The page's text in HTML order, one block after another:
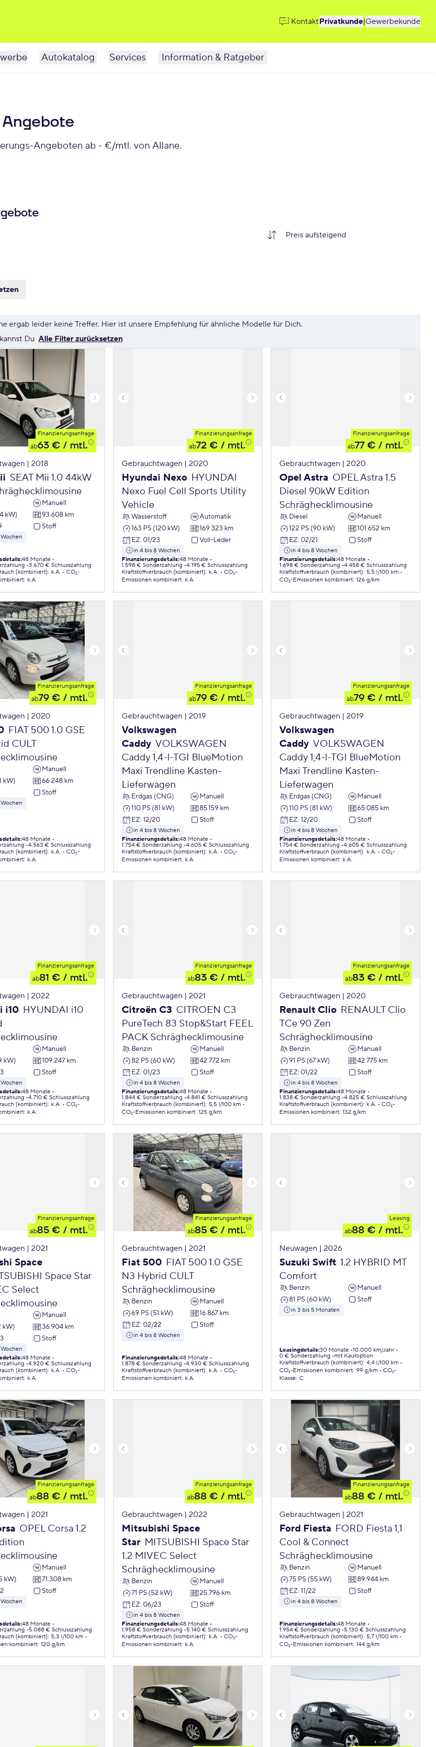
KontaktPrivatkunde|Gewerbekunde
Autokatalog Services Information & Ratgeber
Angeboten ab - €/mtl. von Allane.
ergab leider keine Treffer. Hier ist unsere Empfehlung für ähnliche Modelle für Dich.
Du Alle Filter zurücksetzen
Finanzierungsanfrage
ab63 € / mtl.
| 2018
SEAT Mii 1.0 44kW
Manuell
kW)
93.608 km
Stoff
:48 Monate
3.670 € Schlusszahlung
(kombiniert): k.A.
CO₂-
: k.A.
Finanzierungsanfrage
ab72 € / mtl.
Gebrauchtwagen | 2020
Hyundai Nexo HYUNDAI
Nexo Fuel Cell Sports Utility
Vehicle
Wasserstoff
Automatik
163 PS (120 kW)
169.323 km
EZ: 01/23 Voll-Leder
in 4 bis 8 Wochen
Finanzierungsdetails:48 Monate
1.598 € Sonderzahlung 4.195 € Schlusszahlung
Kraftstoffverbrauch (kombiniert): k.A.
CO₂-
Emissionen kombiniert: k.A.
Finanzierungsanfrage
ab77 € / mtl.
Gebrauchtwagen | 2020
Opel Astra OPEL Astra 1.5
Diesel 90kW Edition
Schräghecklimousine
Diesel
Manuell
122 PS (90 kW)
101.652 km
EZ: 02/21 Stoff
in 4 bis 8 Wochen
Finanzierungsdetails:48 Monate
1.698 € Sonderzahlung 4.458 € Schlusszahlung
Kraftstoffverbrauch (kombiniert): 5,5 l/100 km
CO₂-Emissionen kombiniert: 126 g/km
Finanzierungsanfrage
ab79 € / mtl.
| 2020
FIAT 500 1.0 GSE
CULT
Manuell
kW)
66.248 km
Stoff
:48 Monate
4.563 € Schlusszahlung
(kombiniert): k.A.
CO₂-
: k.A.
Finanzierungsanfrage
ab79 € / mtl.
Gebrauchtwagen | 2019
Volkswagen
Caddy VOLKSWAGEN
Caddy 1,4-l-TGI BlueMotion
Maxi Trendline Kasten-
Lieferwagen
Erdgas (CNG)
Manuell
110 PS (81 kW)
85.159 km
EZ: 12/20 Stoff
in 4 bis 8 Wochen
Finanzierungsdetails:48 Monate
1.754 € Sonderzahlung 4.605 € Schlusszahlung
Kraftstoffverbrauch (kombiniert): k.A.
CO₂-
Emissionen kombiniert: k.A.
Finanzierungsanfrage
ab79 € / mtl.
Gebrauchtwagen | 2019
Volkswagen
Caddy VOLKSWAGEN
Caddy 1,4-l-TGI BlueMotion
Maxi Trendline Kasten-
Lieferwagen
Erdgas (CNG)
Manuell
110 PS (81 kW)
65.085 km
EZ: 12/20 Stoff
in 4 bis 8 Wochen
Finanzierungsdetails:48 Monate
1.754 € Sonderzahlung 4.605 € Schlusszahlung
Kraftstoffverbrauch (kombiniert): k.A.
CO₂-
Emissionen kombiniert: k.A.
Finanzierungsanfrage
ab81 € / mtl.
| 2022
i10 HYUNDAI i10
Manuell
kW)
109.247 km
Stoff
:48 Monate
4.710 € Schlusszahlung
(kombiniert): k.A.
CO₂-
: k.A.
Finanzierungsanfrage
ab83 € / mtl.
Gebrauchtwagen | 2021
Citroën C3 CITROEN C3
PureTech 83 Stop&Start FEEL
PACK Schräghecklimousine
Benzin
Manuell
82 PS (60 kW)
42.772 km
EZ: 01/23 Stoff
in 4 bis 8 Wochen
Finanzierungsdetails:48 Monate
1.844 € Sonderzahlung 4.841 € Schlusszahlung
Kraftstoffverbrauch (kombiniert): 5,5 l/100 km
CO₂-Emissionen kombiniert: 125 g/km
Finanzierungsanfrage
ab83 € / mtl.
Gebrauchtwagen | 2020
Renault Clio RENAULT Clio
TCe 90 Zen
Schräghecklimousine
Benzin
Manuell
91 PS (67 kW)
42.775 km
EZ: 01/22 Stoff
in 4 bis 8 Wochen
Finanzierungsdetails:48 Monate
1.838 € Sonderzahlung 4.825 € Schlusszahlung
Kraftstoffverbrauch (kombiniert): k.A.
CO₂-
Emissionen kombiniert: 132 g/km
Finanzierungsanfrage
ab85 € / mtl.
| 2021
Space
Space Star
Select
Manuell
kW)
36.904 km
Stoff
:48 Monate
4.920 € Schlusszahlung
(kombiniert): k.A.
CO₂-
: k.A.
Finanzierungsanfrage
ab85 € / mtl.
Gebrauchtwagen | 2021
Fiat 500 FIAT 500 1.0 GSE
N3 Hybrid CULT
Schräghecklimousine
Benzin
Manuell
69 PS (51 kW)
16.867 km
EZ: 02/22 Stoff
in 4 bis 8 Wochen
Finanzierungsdetails:48 Monate
1.878 € Sonderzahlung 4.930 € Schlusszahlung
Kraftstoffverbrauch (kombiniert): k.A.
CO₂-
Emissionen kombiniert: k.A.
Leasing
ab88 € / mtl.
Neuwagen | 2026
Suzuki Swift 1.2 HYBRID MT
Comfort
Benzin
Manuell
81 PS (60 kW)
Stoff
in 3 bis 5 Monaten
Leasingdetails:30 Monate 10.000 km/Jahr
0 € Sonderzahlung
mit Kaufoption
Kraftstoffverbrauch (kombiniert): 4,4 l/100 km
CO₂-Emissionen kombiniert: 99 g/km
CO₂-
Klasse: C
Finanzierungsanfrage
ab88 € / mtl.
| 2021
OPEL Corsa 1.2
Manuell
kW)
71.308 km
Stoff
:48 Monate
5.088 € Schlusszahlung
(kombiniert): 5,3 l/100 km
kombiniert: 120 g/km
Finanzierungsanfrage
ab88 € / mtl.
Gebrauchtwagen | 2022
Mitsubishi Space
Star MITSUBISHI Space Star
1.2 MIVEC Select
Schräghecklimousine
Benzin
Manuell
71 PS (52 kW)
25.796 km
EZ: 06/23 Stoff
in 4 bis 8 Wochen
Finanzierungsdetails:48 Monate
1.958 € Sonderzahlung 5.140 € Schlusszahlung
Kraftstoffverbrauch (kombiniert): k.A.
CO₂-
Emissionen kombiniert: k.A.
Finanzierungsanfrage
ab88 € / mtl.
Gebrauchtwagen | 2021
Ford Fiesta FORD Fiesta 1,1
Cool & Connect
Schräghecklimousine
Benzin
Manuell
75 PS (55 kW)
89.944 km
EZ: 11/22 Stoff
in 4 bis 8 Wochen
Finanzierungsdetails:48 Monate
1.954 € Sonderzahlung 5.130 € Schlusszahlung
Kraftstoffverbrauch (kombiniert): 5,7 l/100 km
CO₂-Emissionen kombiniert: 144 g/km